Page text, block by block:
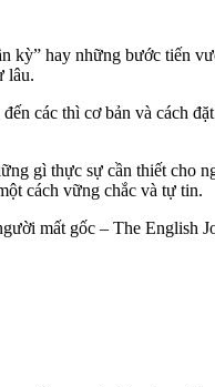
kỳ” hay những bước tiến
lâu.
các thì cơ bản và cách
gì thực sự cần thiết cho
cách vững chắc và tự tin.
mất gốc – The English